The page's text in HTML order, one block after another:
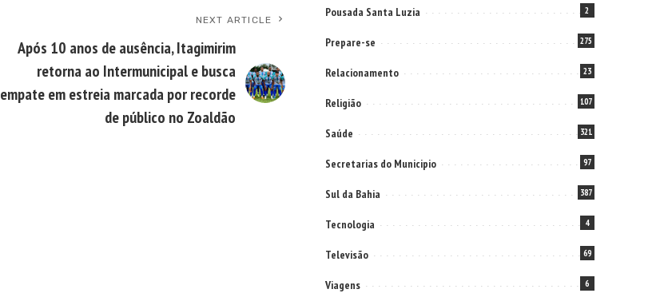
NEXT ARTICLE
Após 10 anos de ausência, Itagimirim
retorna ao Intermunicipal e busca
empate em estreia marcada por recorde
de público no Zoaldão
Pousada Santa Luzia 2
Prepare-se 275
Relacionamento 23
Religião 107
Saúde 321
Secretarias do Municipio 97
Sul da Bahia 387
Tecnologia 4
Televisão 69
Viagens 6